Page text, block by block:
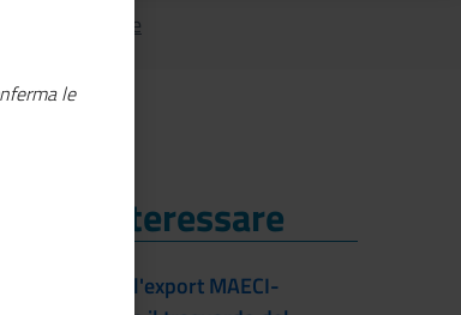
digitale
Interessare
L'accordo per l'export MAECI-
le